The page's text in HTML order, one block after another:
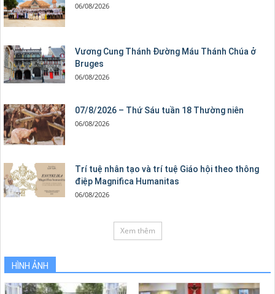
06/08/2026
Vương Cung Thánh Ðường Máu Thánh Chúa ở
Bruges
06/08/2026
07/8/2026 – Thứ Sáu tuần 18 Thường niên
06/08/2026
Trí tuệ nhân tạo và trí tuệ Giáo hội theo thông
điệp Magnifica Humanitas
06/08/2026
Xem thêm
HÌNH ẢNH